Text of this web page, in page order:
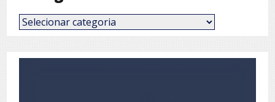
Categorias
de